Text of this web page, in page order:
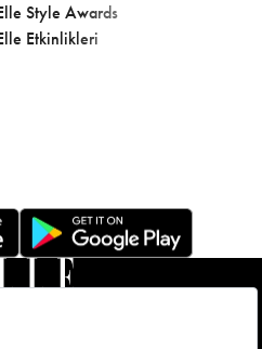
Style Awards
Etkinlikleri